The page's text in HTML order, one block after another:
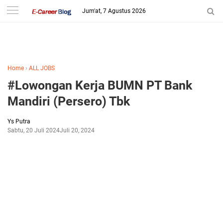
-->
Jum'at, 7 Agustus 2026
Home › ALL JOBS
#Lowongan Kerja BUMN PT Bank
Mandiri (Persero) Tbk
Ys Putra
Sabtu, 20 Juli 2024Juli 20, 2024